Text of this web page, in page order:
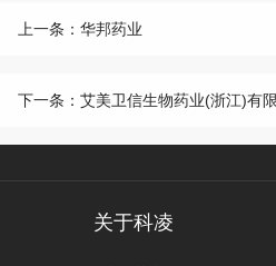
上一条：华邦药业
下一条：艾美卫信生物药业(浙江)有
关于科凌